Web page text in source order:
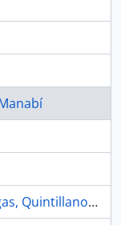
Babahoyo, José Alvear, Miguel Egas, Quintillano Sanchéz, Vicente Viteri, Francisco Salazar, Fernando Polit, Rafel Vinueza